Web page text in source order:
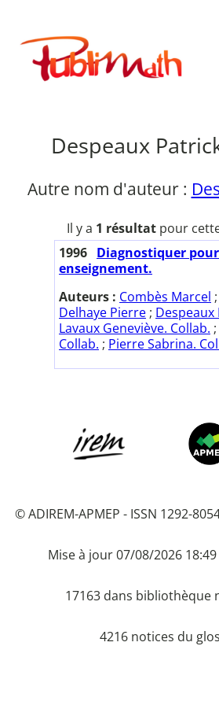
contenu
Publimath
Despeaux
Autre nom d'auteur :
Il y a 1 résultat pour
1996 Diagnostiquer
enseignement.
Auteurs : Combès Marcel ;
Delhaye Pierre ; Despeaux
Lavaux Geneviève. Collab. ;
Collab. ; Pierre Sabrina.
© ADIREM-APMEP - ISSN 1292-
Mise à jour 07/08/2026 18:49
17163 dans bibliothèque
4216 notices du